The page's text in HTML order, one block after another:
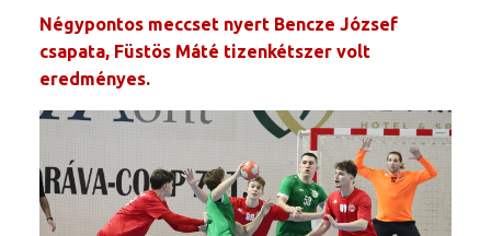
Négypontos meccset nyert Bencze József
csapata, Füstös Máté tizenkétszer volt
eredményes.